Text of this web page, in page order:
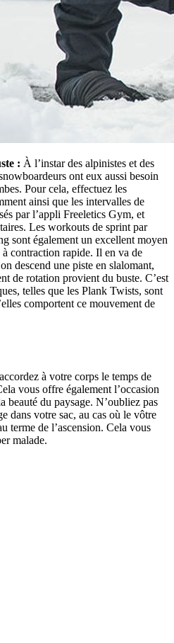
: À l’instar des alpinistes et des
ont eux aussi besoin
Pour cela, effectuez les
ainsi que les intervalles de
par l’appli Freeletics Gym, et
Les workouts de sprint par
sont également un excellent moyen
contraction rapide. Il en va de
descend une piste en slalomant,
de rotation provient du buste. C’est
telles que les Plank Twists, sont
comportent ce mouvement de
à votre corps le temps de
vous offre également l’occasion
beauté du paysage. N’oubliez pas
dans votre sac, au cas où le vôtre
terme de l’ascension. Cela vous
malade.